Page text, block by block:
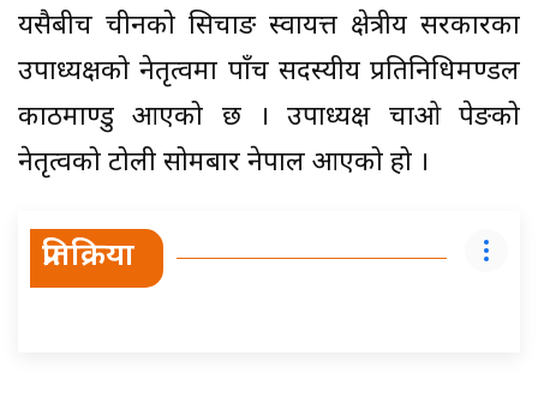
यसैबीच चीनको सिचाङ स्वायत्त क्षेत्रीय सरकारका
उपाध्यक्षको नेतृत्वमा पाँच सदस्यीय प्रतिनिधिमण्डल
काठमाण्डु आएको छ । उपाध्यक्ष चाओ पेङको
नेतृत्वको टोली सोमबार नेपाल आएको हो ।
प्रतिक्रिया